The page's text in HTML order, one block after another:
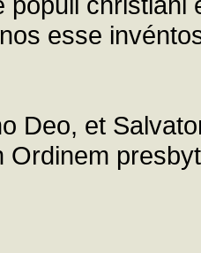
esse
Deo, et
Ordinem